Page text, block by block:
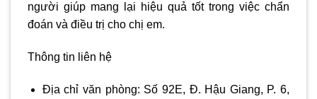
người giúp mang lại hiệu quả tốt trong việc chẩn
đoán và điều trị cho chị em.
Thông tin liên hệ
Địa chỉ văn phòng: Số 92E, Đ. Hậu Giang, P. 6,